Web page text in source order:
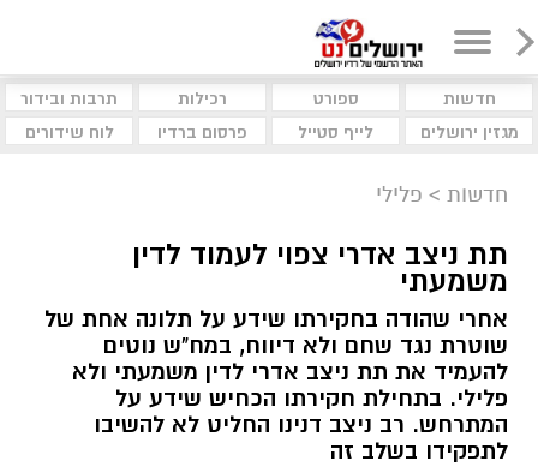
חדשות ספורט רכילות
תרבות ובידור
מגזין ירושלים
לייף סטייל פרסום ברדיו לוח שידורים
חדשות > פלילי
תת ניצב אדרי צפוי לעמוד לדין
משמעתי
אחרי שהודה בחקירתו שידע על תלונה אחת של
שוטרת נגד שחם ולא דיווח, במח"ש נוטים
להעמיד את תת ניצב אדרי לדין משמעתי ולא
פלילי. בתחילת חקירתו הכחיש שידע על
המתרחש. רב ניצב דנינו החליט לא להשיבו
לתפקידו בשלב זה